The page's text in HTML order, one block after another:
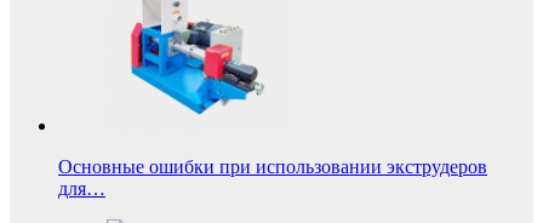
Основные ошибки при использовании экструдеров
для…